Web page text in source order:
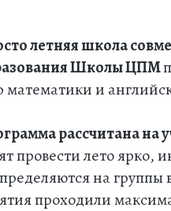
летняя школа
Школы ЦПМ
математики и
рассчитана на
провести лето ярко,
на группы
проходили